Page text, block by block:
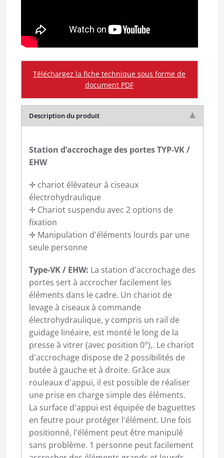
Téléchargez la fiche technique sous forme de
document PDF
Description du produit
Station d’accrochage des portes TYP-VK /
EHW
✛ chariot élévateur à ciseaux
électrohydraulique
✛ Chariot suspendu avec 2 options de
fixation
✛ Manipulation d'éléments lourds par une
seule personne
Type-VK / EHW: La station d'accrochage des
portes sert à accrocher facilement les
éléments dans le cadre. Un chariot de
levage à ciseaux à commande
électrohydraulique, y compris un rail de
guidage linéaire, est monté le long de la
presse à vitrer (avec position 0°),. Le chariot
d'accrochage dispose de 2 possibilités de
butée à gauche et à droite. Grâce aux
rouleaux d'appui, il est possible de réaliser
une prise en charge simple des éléments.
La surface d'appui est équipée de baguettes
en feutre pour protéger l'élément. Une fois
positionné, l'élément peut être manipulé
sans problème. 1 personne peut facilement